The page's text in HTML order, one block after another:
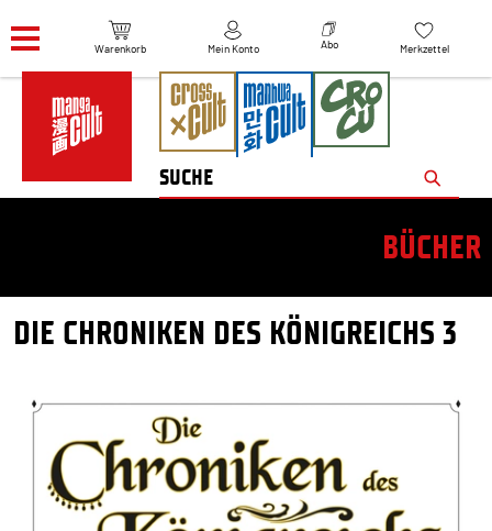
Warenkorb Mein Konto Abo Merkzettel
BÜCHER
DIE CHRONIKEN DES KÖNIGREICHS 3